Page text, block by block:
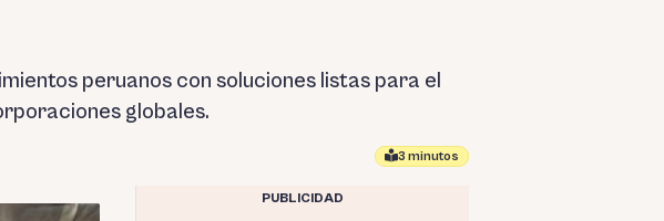
peruanos con soluciones listas para el
globales.
3 minutos
PUBLICIDAD